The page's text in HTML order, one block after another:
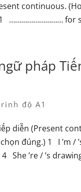
continuous.
1 ……………………… for
pháp
độ A1
diễn (Present
đúng.) 1 I ’m /
She ’re / ’s